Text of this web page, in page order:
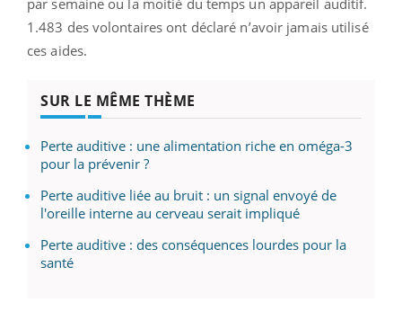
1.483 des volontaires ont déclaré n’avoir jamais utilisé
ces aides.
SUR LE MÊME THÈME
Perte auditive : une alimentation riche en oméga-3
pour la prévenir ?
Perte auditive liée au bruit : un signal envoyé de
l'oreille interne au cerveau serait impliqué
Perte auditive : des conséquences lourdes pour la
santé